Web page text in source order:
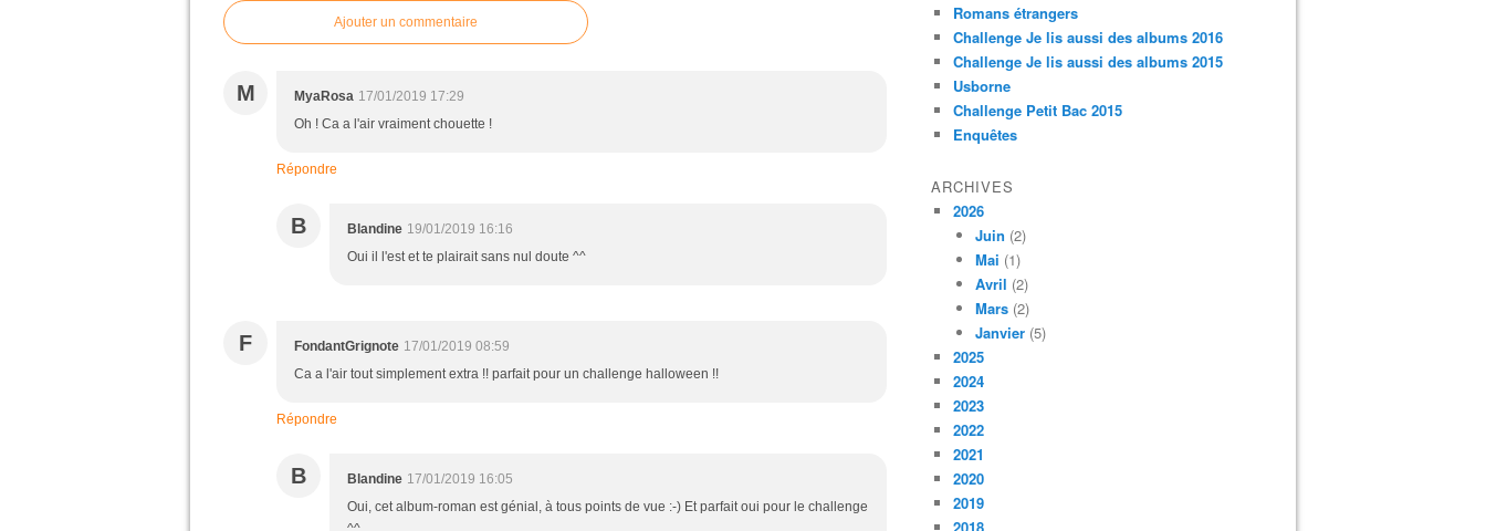
Ajouter un commentaire
M MyaRosa 17/01/2019 17:29
Oh ! Ca a l'air vraiment chouette !
Répondre
B Blandine 19/01/2019 16:16
Oui il l'est et te plairait sans nul doute ^^
F FondantGrignote 17/01/2019 08:59
Ca a l'air tout simplement extra !! parfait pour un challenge halloween !!
Répondre
B Blandine 17/01/2019 16:05
Oui, cet album-roman est génial, à tous points de vue :-) Et parfait oui pour le challenge
Romans étrangers
Challenge Je lis aussi des albums 2016
Challenge Je lis aussi des albums 2015
Usborne
Challenge Petit Bac 2015
Enquêtes
ARCHIVES
2026
Juin (2)
Mai (1)
Avril (2)
Mars (2)
Janvier (5)
2025
2024
2023
2022
2021
2020
2019